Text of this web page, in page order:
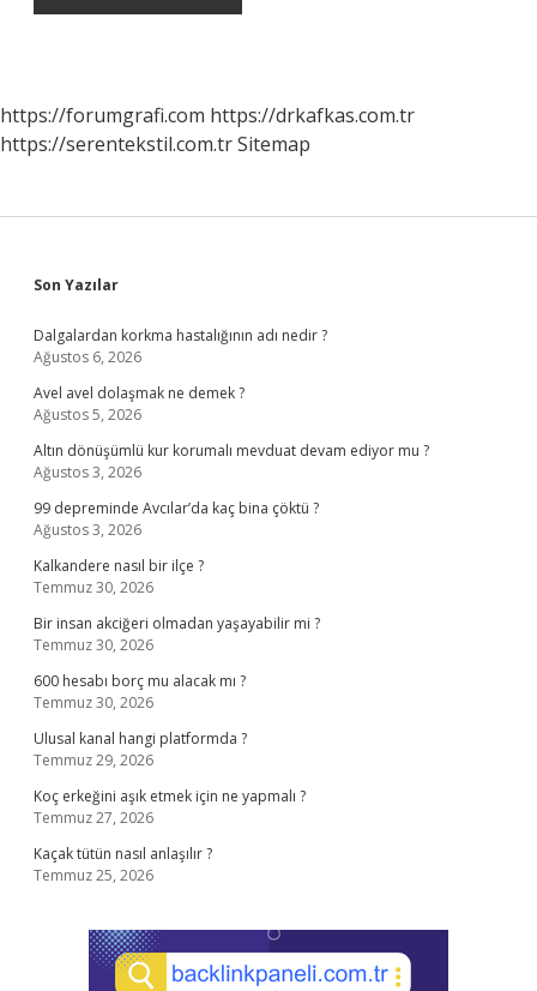
https://forumgrafi.com https://drkafkas.com.tr
https://serentekstil.com.trSitemap
Sidebar
Son Yazılar
Dalgalardan korkma hastalığının adı nedir ?
Ağustos 6, 2026
Avel avel dolaşmak ne demek ?
Ağustos 5, 2026
Altın dönüşümlü kur korumalı mevduat devam ediyor mu ?
Ağustos 3, 2026
99 depreminde Avcılar’da kaç bina çöktü ?
Ağustos 3, 2026
Kalkandere nasıl bir ilçe ?
Temmuz 30, 2026
Bir insan akciğeri olmadan yaşayabilir mi ?
Temmuz 30, 2026
600 hesabı borç mu alacak mı ?
Temmuz 30, 2026
Ulusal kanal hangi platformda ?
Temmuz 29, 2026
Koç erkeğini aşık etmek için ne yapmalı ?
Temmuz 27, 2026
Kaçak tütün nasıl anlaşılır ?
Temmuz 25, 2026